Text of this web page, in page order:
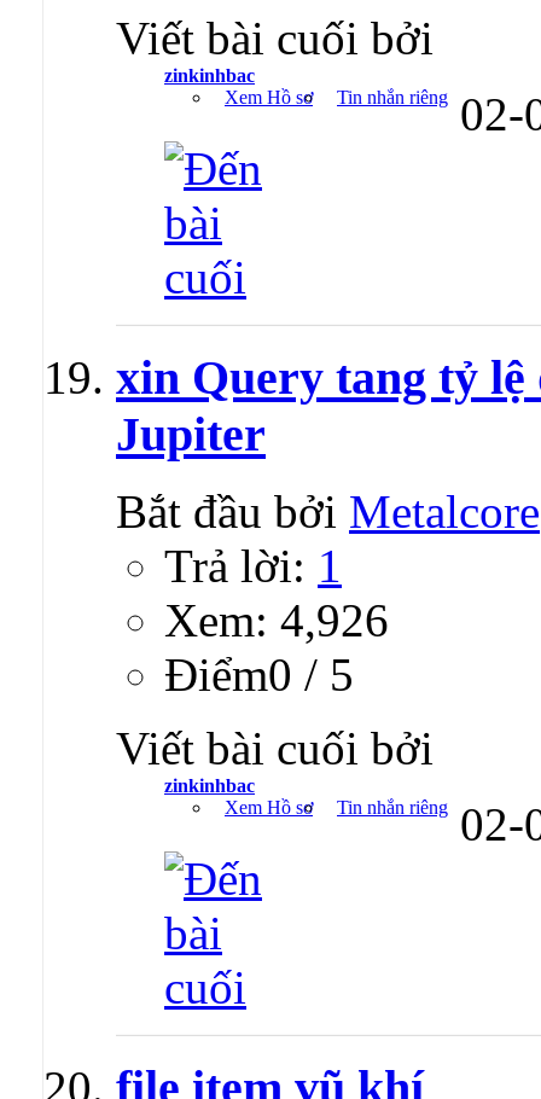
Viết bài cuối bởi
zinkinhbac
Xem Hồ sơ
Tin nhắn riêng 02-
xin Query tang tỷ lệ
Jupiter
Bắt đầu bởi Metalcore
Trả lời: 1
Xem: 4,926
Ðiểm0 / 5
Viết bài cuối bởi
zinkinhbac
Xem Hồ sơ
Tin nhắn riêng 02-
file item vũ khí